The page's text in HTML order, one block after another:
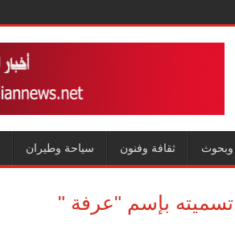
وبحوث ثقافة وفنون سياحة وطيران
بإسم "عرفة "